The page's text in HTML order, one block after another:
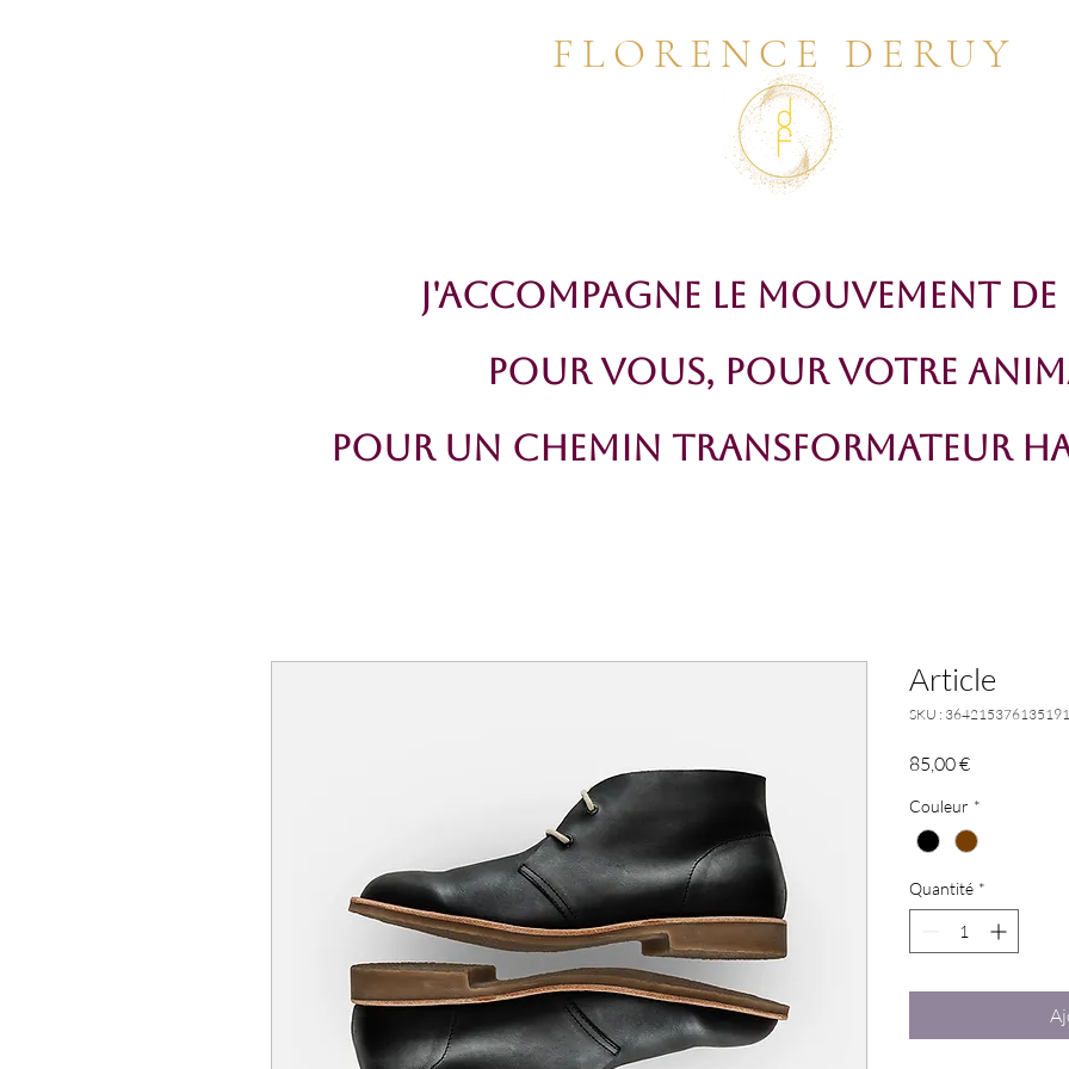
FLORENCE DERUY
J'Accompagne le mouvement de
POUR Vous, POUR votre
Pour un Chemin transformateur
Article
SKU : 364215376135191
85,00 €Prix
Couleur *
Quantité *